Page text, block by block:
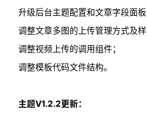
升级后台主题配置和文章字段面板
调整文章多图的上传管理方式及样
调整视频上传的调用组件；
调整模板代码文件结构。
主题V1.2.2更新：